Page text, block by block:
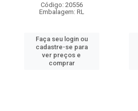
Código: 20556
Embalagem: RL
Faça seu login ou
cadastre-se para
ver preços e
comprar